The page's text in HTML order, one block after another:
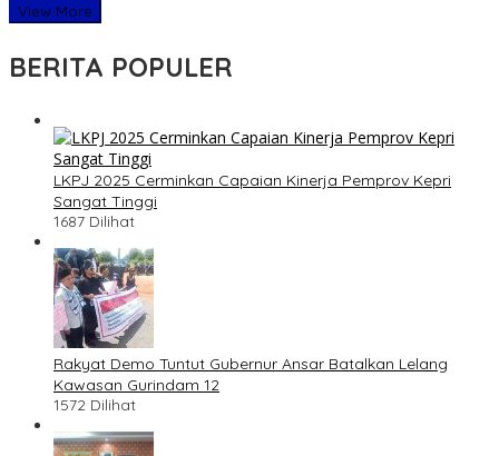
View More
BERITA POPULER
LKPJ 2025 Cerminkan Capaian Kinerja Pemprov Kepri
Sangat Tinggi
1687 Dilihat
Rakyat Demo Tuntut Gubernur Ansar Batalkan Lelang
Kawasan Gurindam 12
1572 Dilihat